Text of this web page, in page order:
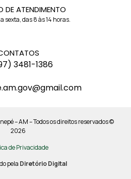
DE ATENDIMENTO
sexta, das 8 às 14 horas.
3481-1386
– AM – Todos os direitos reservados ©
2026
de Privacidade
pela Diretório Digital